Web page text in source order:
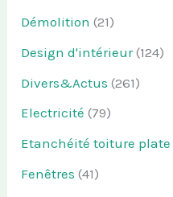
Démolition (21)
Design d'intérieur(124)
Divers&Actus (261)
Electricité (79)
Etanchéité toiture plate
Fenêtres (41)